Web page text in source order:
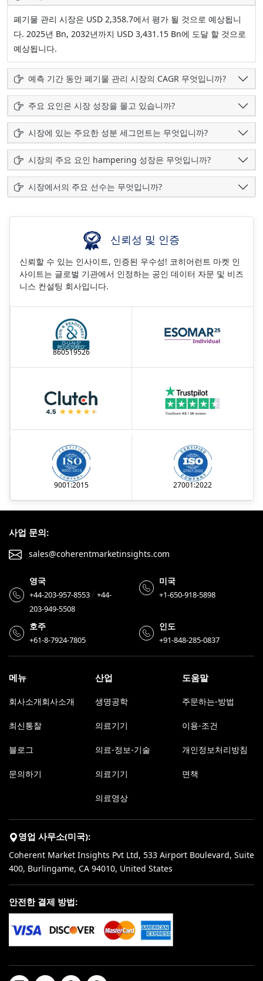
폐기물 관리 시장은 USD 2,358.7에서 평가 될 것으로 예상됩니
다. 2025년 Bn, 2032년까지 USD 3,431.15 Bn에 도달 할 것으로
예상됩니다.
예측 기간 동안 폐기물 관리 시장의 CAGR 무엇입니까?
주요 요인은 시장 성장을 몰고 있습니까?
시장에 있는 주요한 성분 세그먼트는 무엇입니까?
시장의 주요 요인 hampering 성장은 무엇입니까?
시장에서의 주요 선수는 무엇입니까?
신뢰성 및 인증
신뢰할 수 있는 인사이트, 인증된 우수성! 코히어런트 마켓 인
사이트는 글로벌 기관에서 인정하는 공인 데이터 자문 및 비즈
니스 컨설팅 회사입니다.
860519526
9001:2015 27001:2022
사업 문의:
sales@coherentmarketinsights.com
영국
+44-203-957-8553/+44-
203-949-5508
미국
+1-650-918-5898
호주
+61-8-7924-7805
인도
+91-848-285-0837
메뉴
회사소개회사소개
최신통찰
블로그
문의하기
산업
생명공학
의료기기
의료-정보-기술
의료기기
의료영상
도움말
주문하는-방법
이용-조건
개인정보처리방침
면책
영업 사무소(미국):
Coherent Market Insights Pvt Ltd, 533 Airport Boulevard, Suite
400, Burlingame, CA 94010, United States
안전한 결제 방법: